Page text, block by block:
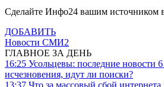
Сделайте Инфо24 вашим источником
ДОБАВИТЬ
Новости СМИ2
ГЛАВНОЕ ЗА ДЕНЬ
16:25 Усольцевы: последние новости 6
исчезновения, идут ли поиски?
13:37 Что за массовый сбой